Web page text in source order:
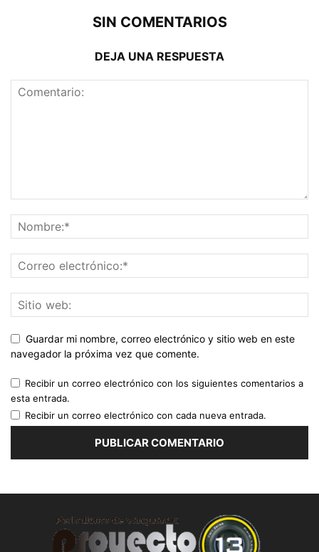
SIN COMENTARIOS
DEJA UNA RESPUESTA
Guardar mi nombre, correo electrónico y sitio web en este
navegador la próxima vez que comente.
Recibir un correo electrónico con los siguientes comentarios a
esta entrada.
Recibir un correo electrónico con cada nueva entrada.